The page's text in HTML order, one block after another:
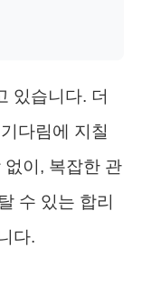
있습니다. 더
다림에 지칠
이, 복잡한 관
수 있는 합리
다.